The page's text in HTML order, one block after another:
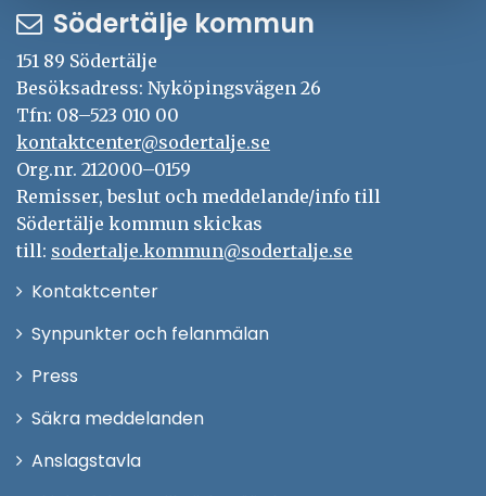
Södertälje kommun
151 89 Södertälje
Besöksadress: Nyköpingsvägen 26
Tfn: 08–523 010 00
kontaktcenter@sodertalje.se
Org.nr. 212000–0159
Remisser, beslut och meddelande/info till
Södertälje kommun skickas
till: sodertalje.kommun@sodertalje.se
KontaktcenterÖppna
Synpunkter och felanmälan
Press
fönster
Säkra meddelanden
Anslagstavla